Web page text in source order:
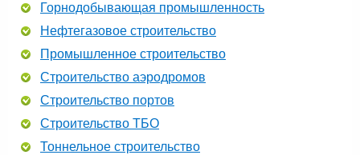
Горнодобывающая промышленность
Нефтегазовое строительство
Промышленное строительство
Строительство аэродромов
Строительство портов
Строительство ТБО
Тоннельное строительство